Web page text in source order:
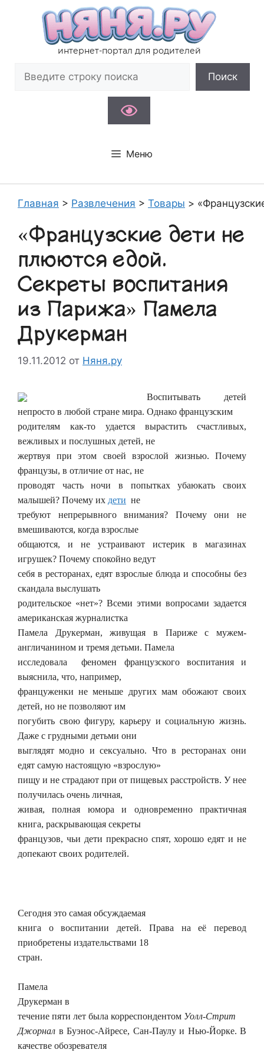
содержимому
интернет-портал для родителей
Поиск
Меню
Главная > Развлечения > Товары >
«Французские дети не
плюются едой.
Секреты воспитания
из Парижа» Памела
Друкерман
19.11.2012 от Няня.ру
Воспитывать детей
непросто в любой стране мира. Однако французским
родителям как-то удается вырастить счастливых,
вежливых и послушных детей, не
жертвуя при этом своей взрослой жизнью. Почему
французы, в отличие от нас, не
проводят часть ночи в попытках убаюкать своих
малышей? Почему их дети не
требуют непрерывного внимания? Почему они не
вмешиваются, когда взрослые
общаются, и не устраивают истерик в магазинах
игрушек? Почему спокойно ведут
себя в ресторанах, едят взрослые блюда и способны без
скандала выслушать
родительское «нет»? Всеми этими вопросами задается
американская журналистка
Памела Друкерман, живущая в Париже с мужем-
англичанином и тремя детьми. Памела
исследовала феномен французского воспитания и
выяснила, что, например,
француженки не меньше других мам обожают своих
детей, но не позволяют им
погубить свою фигуру, карьеру и социальную жизнь.
Даже с грудными детьми они
выглядят модно и сексуально. Что в ресторанах они
едят самую настоящую «взрослую»
пищу и не страдают при от пищевых расстройств. У нее
получилась очень личная,
живая, полная юмора и одновременно практичная
книга, раскрывающая секреты
французов, чьи дети прекрасно спят, хорошо едят и не
допекают своих родителей.
Сегодня это самая обсуждаемая
книга о воспитании детей. Права на её перевод
приобретены издательствами 18
стран.
Памела
Друкерман в
течение пяти лет была корреспондентом Уолл-Стрит
Джорнал в Буэнос-Айресе, Сан-Паулу и Нью-Йорке. В
качестве обозревателя